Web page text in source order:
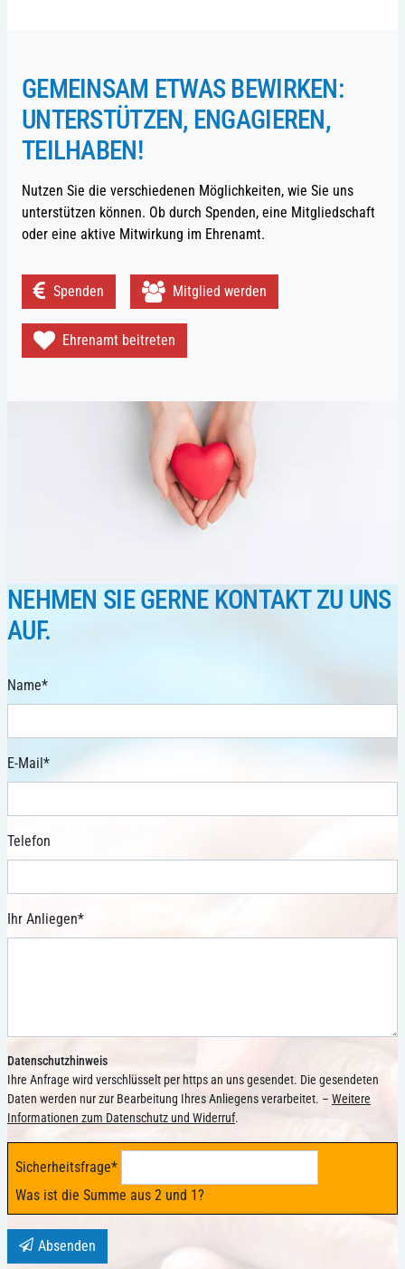
GEMEINSAM ETWAS BEWIRKEN:
UNTERSTÜTZEN, ENGAGIEREN,
TEILHABEN!
Nutzen Sie die verschiedenen Möglichkeiten, wie Sie uns
unterstützen können. Ob durch Spenden, eine Mitgliedschaft
oder eine aktive Mitwirkung im Ehrenamt.
Spenden Mitglied werden
Ehrenamt beitreten
NEHMEN SIE GERNE KONTAKT ZU UNS
AUF.
Name*
E-Mail *
Telefon
Ihr Anliegen*
Datenschutzhinweis
Ihre Anfrage wird verschlüsselt per https an uns gesendet. Die gesendeten
Daten werden nur zur Bearbeitung Ihres Anliegens verarbeitet. – Weitere
Informationen zum Datenschutz und Widerruf.
Sicherheitsfrage*
Was ist die Summe aus 2 und 1?
Absenden